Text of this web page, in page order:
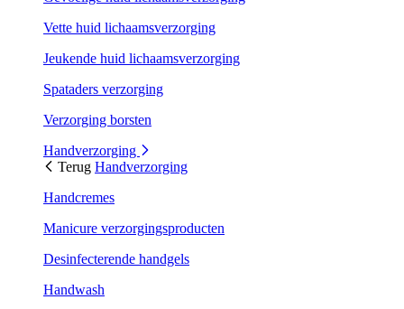
Vette huid lichaamsverzorging
Jeukende huid lichaamsverzorging
Spataders verzorging
Verzorging borsten
Handverzorging
Terug Handverzorging
Handcremes
Manicure verzorgingsproducten
Desinfecterende handgels
Handwash